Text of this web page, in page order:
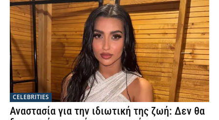
CELEBRITIES
Αναστασία για την ιδιωτική της ζωή: Δεν θα